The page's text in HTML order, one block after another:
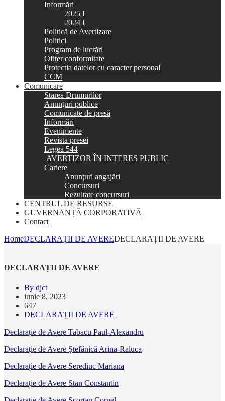
Informări
2025 I
2024 I
Politică de Avertizare
Politici
Program de lucrări
Ofițer conformitate
Protectia datelor cu caracter personal
CCM
Comunicare
Starea Drumurilor
Anunţuri publice
Comunicate de presă
Informări
Evenimente
Revista presei
Legea 544
AVERTIZOR ÎN INTERES PUBLIC
Cariere
Anunţuri angajări
Concursuri
Rezultate concursuri
CENTRUL DE RESURSE
GUVERNANȚĂ CORPORATIVĂ
Contact
HomeDECLARAȚII DE AVEREDECLARAȚII DE AVERE
DECLARAȚII DE AVERE
By djct
iunie 8, 2023
647
DECLARAȚII DE AVERE
Declarație de Avere Tabacu Paul-Alexandru
Declarație de Avere Ștefănică Arina-Raluca
Declarație de Avere Serediuc Mariana
Declarație de Avere Stan Constantin